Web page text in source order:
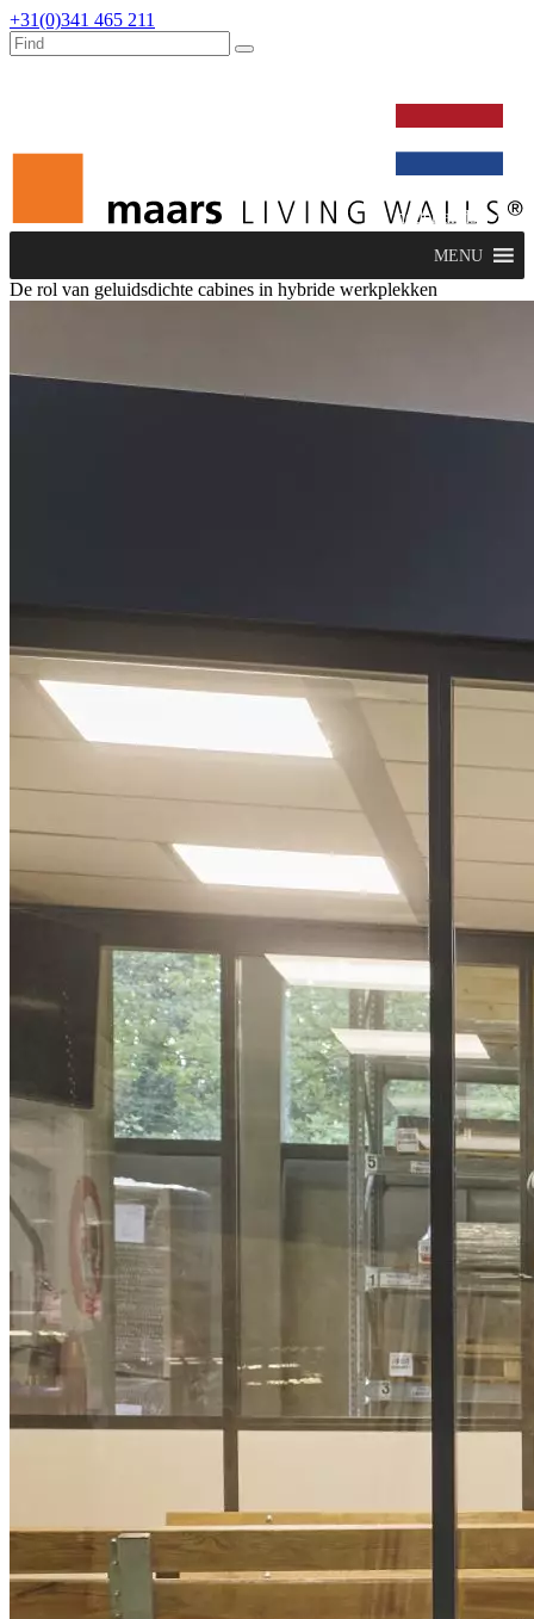
+31(0)341 465 211
nederlands
MENU
De rol van geluidsdichte cabines in hybride werkplekken